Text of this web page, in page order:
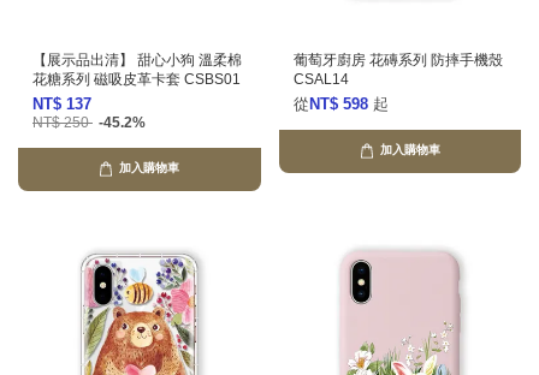
【展示品出清】 甜心小狗 溫柔棉
花糖系列 磁吸皮革卡套 CSBS01
NT$ 137
NT$ 250 -45.2%
加入購物車
葡萄牙廚房 花磚系列 防摔手機殼
CSAL14
從 NT$ 598 起
加入購物車